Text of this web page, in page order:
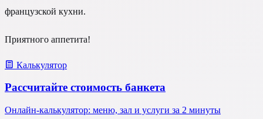
французской кухни.
Приятного аппетита!
Калькулятор
Рассчитайте стоимость банкета
Онлайн-калькулятор: меню, зал и услуги за 2 минуты